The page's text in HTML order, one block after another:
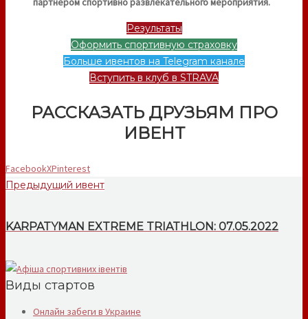
Результаты
Оформить спортивную страховку
Больше ивентов на Telegram канале
Вступить в клуб в STRAVA
РАССКАЗАТЬ ДРУЗЬЯМ ПРО
ИВЕНТ
FacebookXPinterest
Предыдущий ивент
KARPATYMAN EXTREME TRIATHLON: 07.05.2022
Виды стартов
Онлайн забеги в Украине